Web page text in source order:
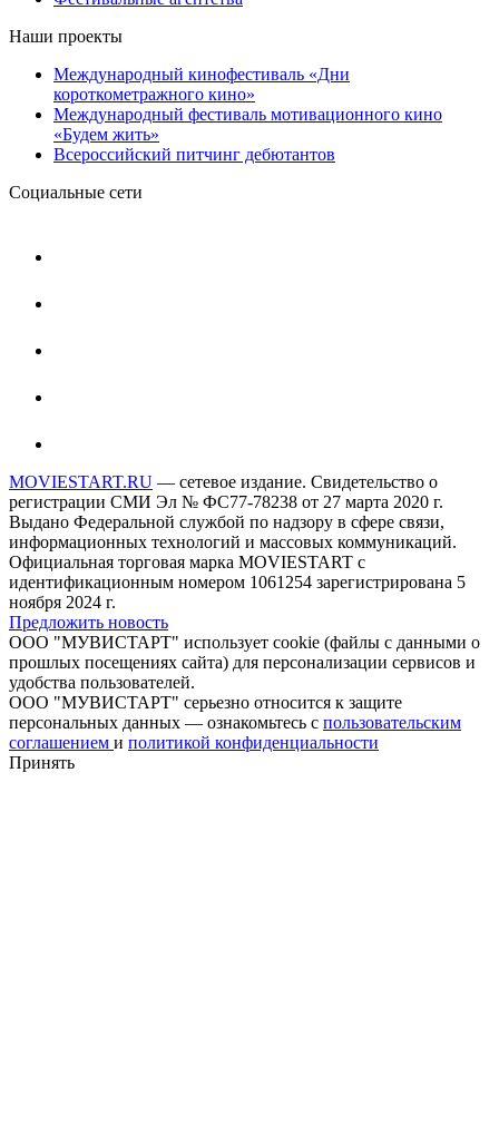
Наши проекты
Международный кинофестиваль «Дни
короткометражного кино»
Международный фестиваль мотивационного кино
«Будем жить»
Всероссийский питчинг дебютантов
Социальные сети
MOVIESTART.RU — сетевое издание. Свидетельство о
регистрации СМИ Эл № ФС77-78238 от 27 марта 2020 г.
Выдано Федеральной службой по надзору в сфере связи,
информационных технологий и массовых коммуникаций.
Официальная торговая марка MOVIESTART с
идентификационным номером 1061254 зарегистрирована 5
ноября 2024 г.
Предложить новость
ООО "МУВИСТАРТ" использует cookie (файлы с данными о
прошлых посещениях сайта) для персонализации сервисов и
удобства пользователей.
ООО "МУВИСТАРТ" серьезно относится к защите
персональных данных — ознакомьтесь с пользовательским
соглашением и политикой конфиденциальности
Принять